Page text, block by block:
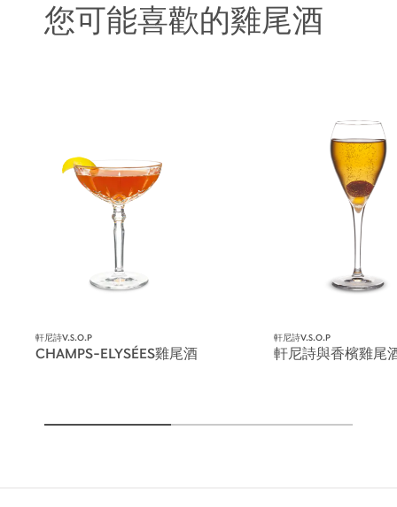
您可能喜歡的雞尾酒
軒尼詩V.S.O.P
CHAMPS-ELYSÉES雞尾酒
軒尼詩V.S.O.P
軒尼詩與香檳雞尾